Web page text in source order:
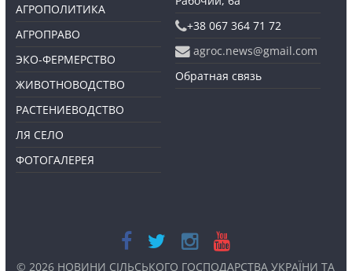
АГРОПОЛИТИКА
АГРОПРАВО
ЭКО-ФЕРМЕРСТВО
ЖИВОТНОВОДСТВО
РАСТЕНИЕВОДСТВО
ЛЯ СЕЛО
ФОТОГАЛЕРЕЯ
+38 067 364 71 72
agroc.news@gmail.com
Обратная связь
© 2026 НОВИНИ СІЛЬСЬКОГО ГОСПОДАРСТВА УКРАЇНИ ТА